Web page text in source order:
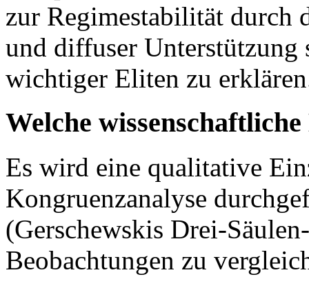
zur Regimestabilität durch
und diffuser
wichtiger Eliten zu
Welche
Es wird eine qualitative
Kongruenzanalyse
(Gerschewskis Drei-
Beobachtungen zu